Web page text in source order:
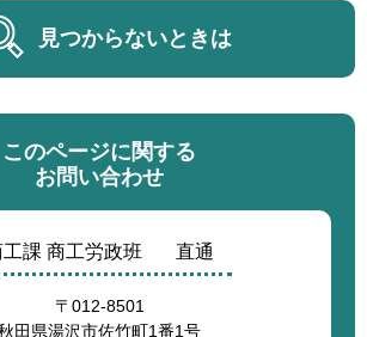
見つからないときは
このページに関する
お問い合わせ
工課 商工労政班 直通
〒012-8501
田県湯沢市佐竹町1番1号